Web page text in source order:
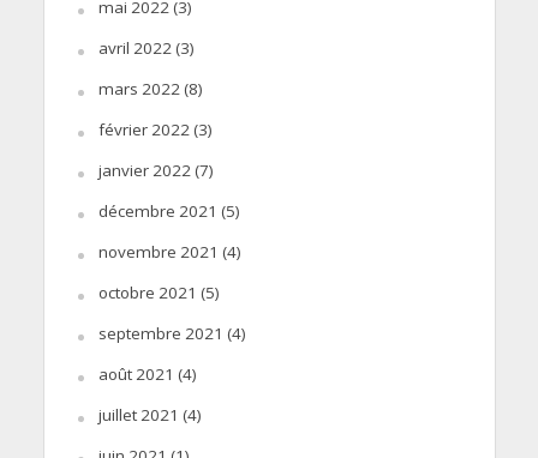
mai 2022(3)
avril 2022(3)
mars 2022(8)
février 2022(3)
janvier 2022(7)
décembre 2021 (5)
novembre 2021 (4)
octobre 2021 (5)
septembre 2021 (4)
août 2021 (4)
juillet 2021 (4)